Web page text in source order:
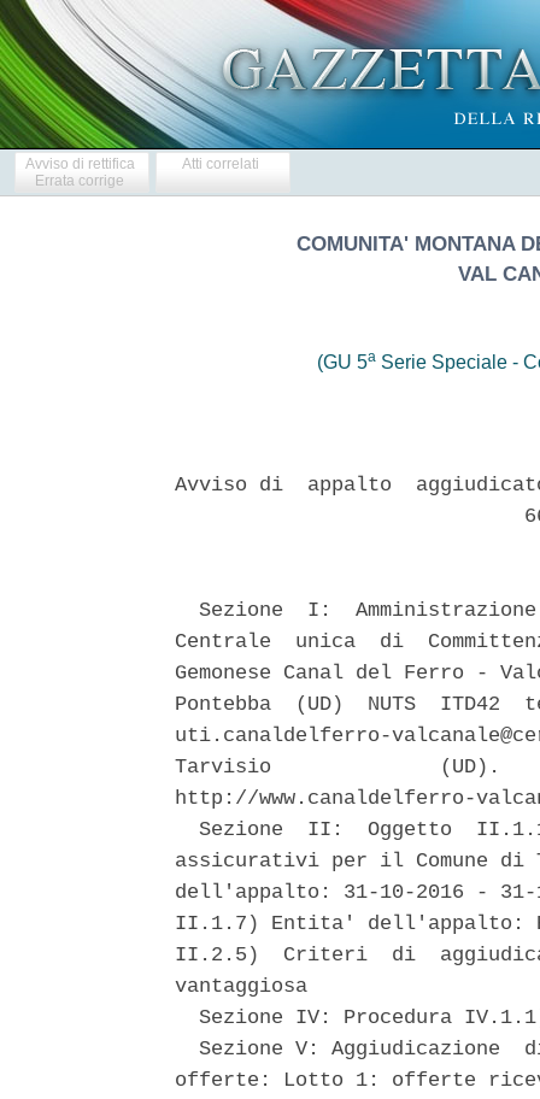
Avviso di rettifica
Errata corrige
Atti correlati
COMUNITA' MONTANA
VAL
(GU 5a Serie Speciale -
Avviso di  appalto
Sezione  I:
Centrale  unica  di
Gemonese Canal del Ferro -
Pontebba  (UD)  NUTS  ITD42
uti.canaldelferro-
Tarvisio              (UD).
http://www.canaldelferro-
Sezione  II:  Oggetto
assicurativi per il Comune di
dell'appalto: 31-10-2016 - 31-
II.1.7) Entita' dell'appalto:
II.2.5)  Criteri  di
vantaggiosa
Sezione IV: Procedura
Sezione V: Aggiudicazione
offerte: Lotto 1: offerte